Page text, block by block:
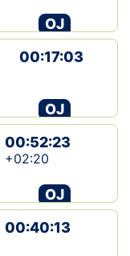
OJ
00:17:03
OJ
00:52:23
+02:20
OJ
00:40:13